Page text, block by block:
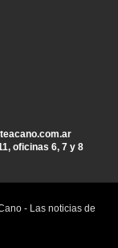
oficinas 6, 7 y 8
- Las noticias de